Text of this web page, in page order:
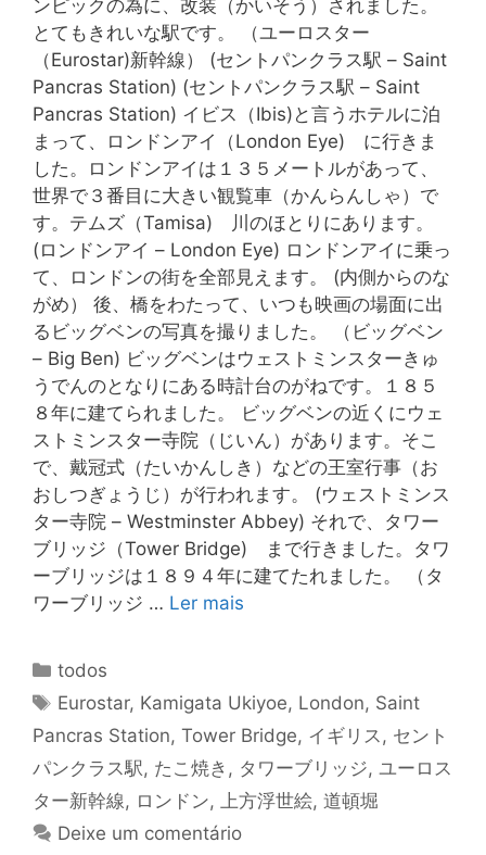
ンピックの為に、改装（かいそう）されました。
とてもきれいな駅です。 （ユーロスター
（Eurostar)新幹線） (セントパンクラス駅 – Saint
Pancras Station) (セントパンクラス駅 – Saint
Pancras Station) イビス（Ibis)と言うホテルに泊
まって、ロンドンアイ（London Eye) に行きま
した。ロンドンアイは１３５メートルがあって、
世界で３番目に大きい観覧車（かんらんしゃ）で
す。テムズ（Tamisa) 川のほとりにあります。
(ロンドンアイ – London Eye) ロンドンアイに乗っ
て、ロンドンの街を全部見えます。 (内側からのな
がめ） 後、橋をわたって、いつも映画の場面に出
るビッグベンの写真を撮りました。 （ビッグベン
– Big Ben) ビッグベンはウェストミンスターきゅ
うでんのとなりにある時計台のがねです。１８５
８年に建てられました。 ビッグベンの近くにウェ
ストミンスター寺院（じいん）があります。そこ
で、戴冠式（たいかんしき）などの王室行事（お
おしつぎょうじ）が行われます。 (ウェストミンス
ター寺院 – Westminster Abbey) それで、タワー
ブリッジ（Tower Bridge) まで行きました。タワ
ーブリッジは１８９４年に建てたれました。 （タ
ワーブリッジ … Ler mais
Categorias
todos
Tags
Eurostar, Kamigata Ukiyoe, London, Saint
Pancras Station, Tower Bridge, イギリス , セント
パンクラス駅, たこ焼き , タワーブリッジ, ユーロス
ター新幹線, ロンドン, 上方浮世絵, 道頓堀
Deixe um comentário